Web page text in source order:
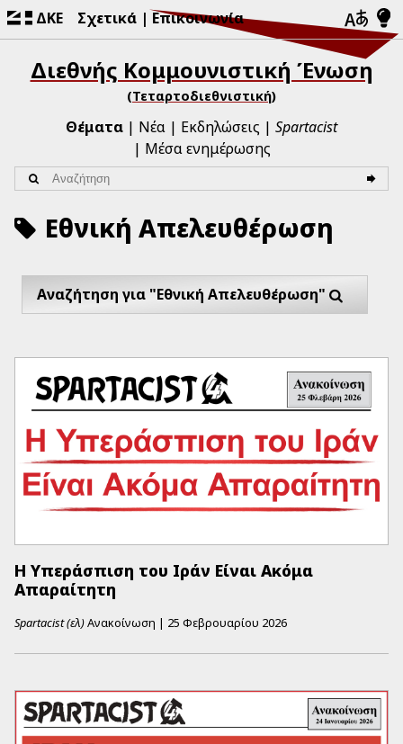
ΔΚΕ Σχετικά Επικοινωνία
Διεθνής Κομμουνιστική Ένωση
(Τεταρτοδιεθνιστική)
Θέματα Νέα Εκδηλώσεις
Spartacist
Μέσα ενημέρωσης
Εθνική Απελευθέρωση
Αναζήτηση για "Εθνική Απελευθέρωση"
Η Υπεράσπιση του Ιράν Είναι Ακόμα
Απαραίτητη
Spartacist (ελ)Ανακοίνωση | 25 Φεβρουαρίου 2026